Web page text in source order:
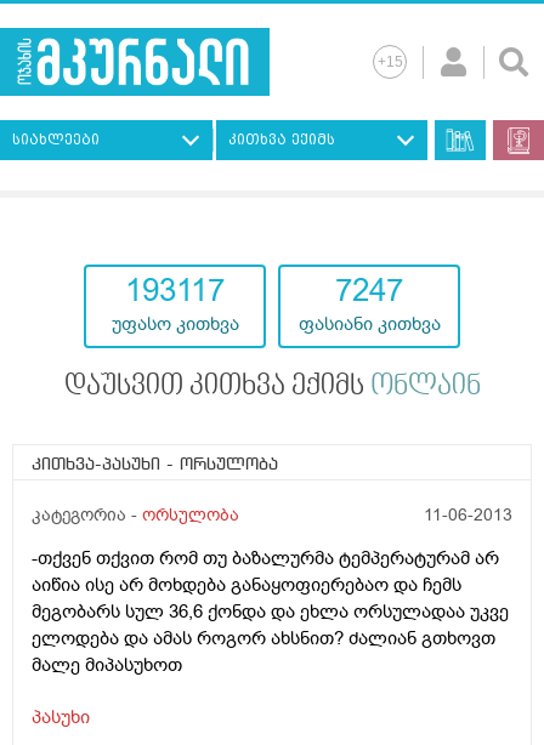
სიახლეები კითხვა ექიმს
193117
უფასო კითხვა
7247
ფასიანი კითხვა
დაუსვით კითხვა ექიმს ონლაინ
კითხვა-პასუხი - ორსულობა
კატეგორია - ორსულობა 11-06-2013
-თქვენ თქვით რომ თუ ბაზალურმა ტემპერატურამ არ
აიწია ისე არ მოხდება განაყოფიერებაო და ჩემს
მეგობარს სულ 36,6 ქონდა და ეხლა ორსულადაა უკვე
ელოდება და ამას როგორ ახსნით? ძალიან გთხოვთ
მალე მიპასუხოთ
პასუხი